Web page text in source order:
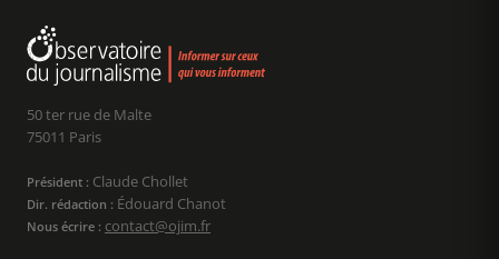
50 ter rue de Malte
75011 Paris
Président : Claude Chollet
Dir. rédaction : Édouard Chanot
Nous écrire : contact@ojim.fr